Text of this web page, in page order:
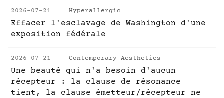
2026-07-21 Hyperallergic
Effacer l'esclavage de Washington d'une
exposition fédérale
2026-07-21 Contemporary Aesthetics
Une beauté qui n'a besoin d'aucun
récepteur : la clause de résonance
tient, la clause émetteur/récepteur ne